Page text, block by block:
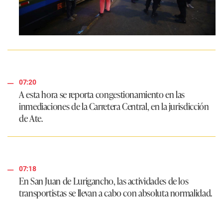
07:20
A esta hora se reporta congestionamiento en las
inmediaciones de la Carretera Central, en la jurisdicción
de Ate.
07:18
En San Juan de Lurigancho, las actividades de los
transportistas se llevan a cabo con absoluta normalidad.